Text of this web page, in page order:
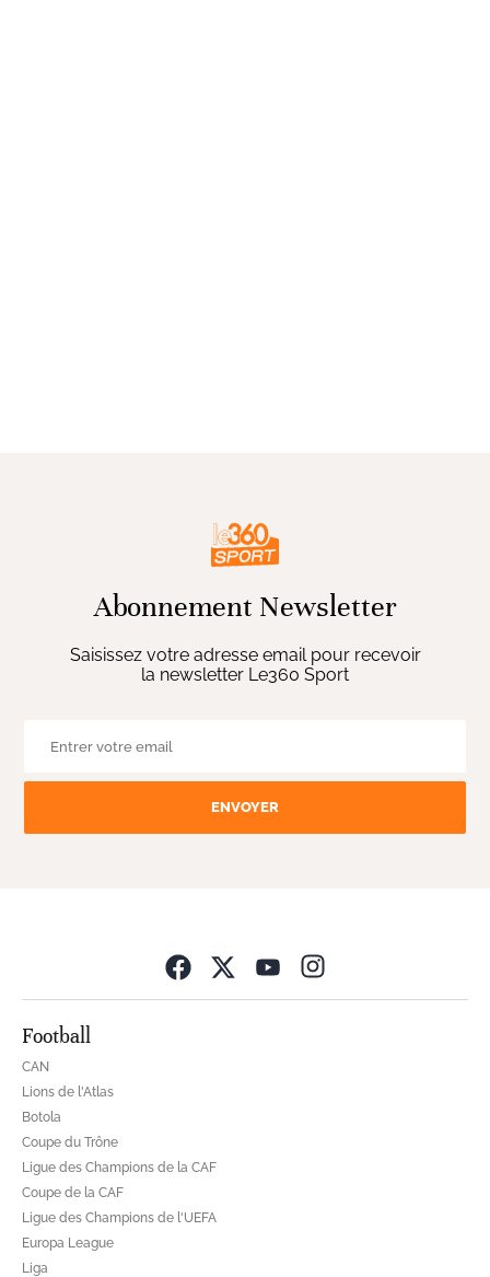
Abonnement Newsletter
Saisissez votre adresse email pour recevoir
la newsletter Le360 Sport
ENVOYER
Football
CAN
Lions de l'Atlas
Botola
Coupe du Trône
Ligue des Champions de la CAF
Coupe de la CAF
Ligue des Champions de l'UEFA
Europa League
Liga